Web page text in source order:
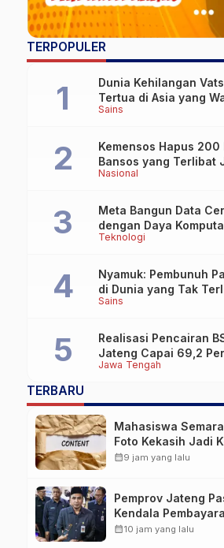
TERPOPULER
Sains
Dunia Kehilangan
Tertua di Asia yang
Lebih dari 100 Tahun
Nasional
Kemensos Hapus 200
Bansos yang Terlibat
Teknologi
Meta Bangun Data
dengan Daya
OpenAI dan Google
Sains
Nyamuk: Pembunuh
di Dunia yang Tak
Jawa Tengah
Realisasi Pencairan
Jateng Capai 69,2
TERBARU
Mahasiswa
Foto Kekasih Jadi
karena Sakit Hati
calendar_month9 jam yang lalu
Pemprov Jateng
Kendala
Tengah
calendar_month10 jam yang lalu